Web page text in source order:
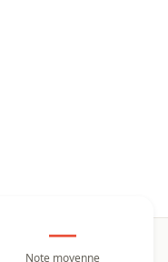
—
Note moyenne